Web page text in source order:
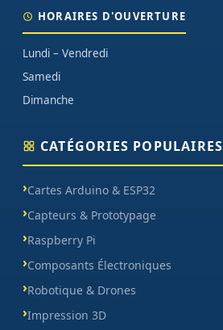
HORAIRES D'OUVERTURE
Lundi – Vendredi
Samedi
Dimanche
CATÉGORIES POPULAIRES
Cartes Arduino & ESP32
Capteurs & Prototypage
Raspberry Pi
Composants Électroniques
Robotique & Drones
Impression 3D